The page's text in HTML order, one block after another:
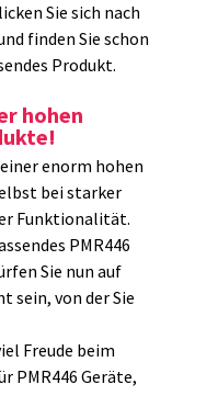
Sie sich nach
finden Sie schon
Produkt.
hohen
enorm hohen
bei starker
Funktionalität.
PMR446
Sie nun auf
sein, von der Sie
Freude beim
PMR446 Geräte,